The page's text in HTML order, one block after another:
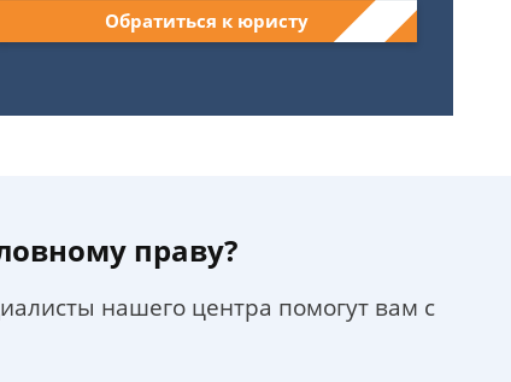
Обратиться к юристу
праву?
нашего центра помогут вам с